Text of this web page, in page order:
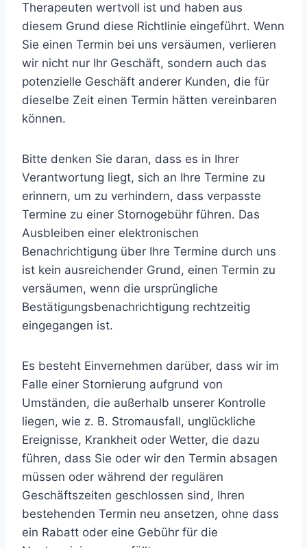
Therapeuten wertvoll ist und haben aus
diesem Grund diese Richtlinie eingeführt. Wenn
Sie einen Termin bei uns versäumen, verlieren
wir nicht nur Ihr Geschäft, sondern auch das
potenzielle Geschäft anderer Kunden, die für
dieselbe Zeit einen Termin hätten vereinbaren
können.
Bitte denken Sie daran, dass es in Ihrer
Verantwortung liegt, sich an Ihre Termine zu
erinnern, um zu verhindern, dass verpasste
Termine zu einer Stornogebühr führen. Das
Ausbleiben einer elektronischen
Benachrichtigung über Ihre Termine durch uns
ist kein ausreichender Grund, einen Termin zu
versäumen, wenn die ursprüngliche
Bestätigungsbenachrichtigung rechtzeitig
eingegangen ist.
Es besteht Einvernehmen darüber, dass wir im
Falle einer Stornierung aufgrund von
Umständen, die außerhalb unserer Kontrolle
liegen, wie z. B. Stromausfall, unglückliche
Ereignisse, Krankheit oder Wetter, die dazu
führen, dass Sie oder wir den Termin absagen
müssen oder während der regulären
Geschäftszeiten geschlossen sind, Ihren
bestehenden Termin neu ansetzen, ohne dass
ein Rabatt oder eine Gebühr für die